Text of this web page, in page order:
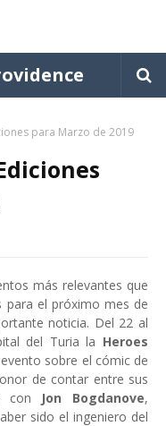
para Marzo de 2019
más relevantes que
para el próximo mes de
noticia. Del 22 al
del Turia la Heroes
sobre el cómic de
de contar entre sus
con Jon Bogdanove,
sido el ingeniero del